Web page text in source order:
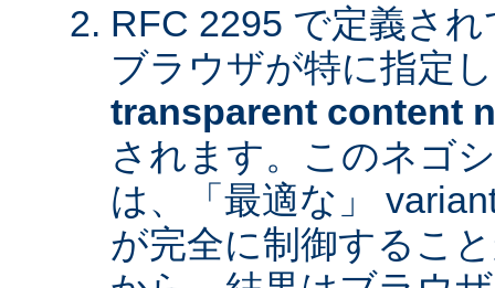
RFC 2295 で定義さ
ブラウザが特に指定
transparent content
されます。このネゴ
は、「最適な」
が完全に制御するこ